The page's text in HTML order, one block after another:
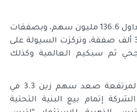
وأتت السيولة عبر تداول 136.6 مليون سهم، وبصفقات
منفذة تجاوزت 338.1 ألف صفقة، وتركزت السيولة على
ثم سبكيم العالمية وكذلك
ومن بين الأسهم المرتفعة صعد سهم زين 3.3 في
إتمام بيع البنية التحتية